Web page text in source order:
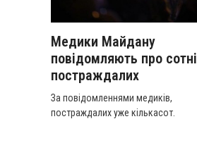
Медики Майдану
повідомляють про сотні
постраждалих
За повідомленнями медиків,
постраждалих уже кількасот.